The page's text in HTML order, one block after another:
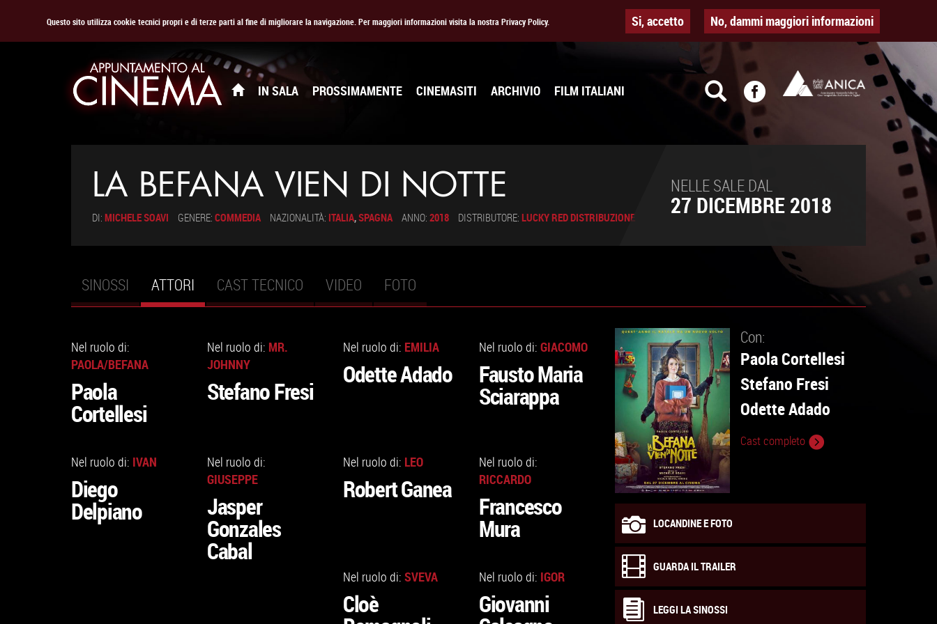
Questo sito utilizza cookie tecnici propri e di terze parti al fine di migliorare la navigazione. Per maggiori informazioni visita la nostra Privacy Policy. Si, accetto No, dammi maggiori informazioni
IN SALA PROSSIMAMENTE CINEMASITI ARCHIVIO FILM ITALIANI
LA BEFANA VIEN DI NOTTE
DI: MICHELE SOAVI GENERE: COMMEDIA NAZIONALITÀ: ITALIA,SPAGNA ANNO: 2018 DISTRIBUTORE: LUCKY RED DISTRIBUZIONE
NELLE SALE DAL
27 DICEMBRE 2018
Schede primarie
SINOSSI ATTORI (SCHEDA
ATTIVA)
CAST TECNICO VIDEO FOTO
Nel ruolo di:
PAOLA/BEFANA
Paola
Cortellesi
Nel ruolo di: MR.
JOHNNY
Stefano Fresi
Nel ruolo di: EMILIA
Odette Adado
Nel ruolo di: GIACOMO
Fausto Maria
Sciarappa
Nel ruolo di: IVAN
Diego
Delpiano
Nel ruolo di:
GIUSEPPE
Jasper
Gonzales
Cabal
Nel ruolo di: LEO
Robert Ganea
Nel ruolo di:
RICCARDO
Francesco
Mura
Nel ruolo di: SVEVA
Cloè
Nel ruolo di: IGOR
Giovanni
Con:
Paola Cortellesi
Stefano Fresi
Odette Adado
Cast completo
LOCANDINE E FOTO
GUARDA IL TRAILER
LEGGI LA SINOSSI